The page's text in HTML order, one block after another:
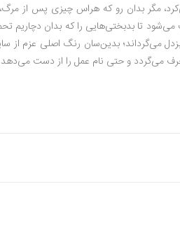
مگر بدان ‌رو که هراس چیزى پس از
می‌شود تا بدبختی‌هایى را که بدان دچاریم
می‌گرداند؛ بدین‌سان رنگ اصلى عزم از
می‌گردد و حتى نام عمل را از دست